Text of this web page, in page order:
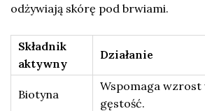
odżywiają skórę pod brwiami.
Składnik
aktywny
Działanie
Biotyna
Wspomaga wzrost
gęstość.